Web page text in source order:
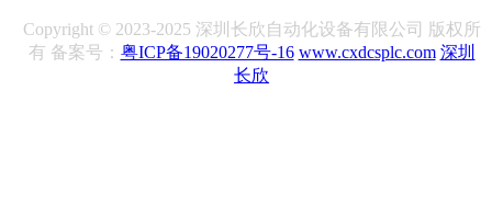
Copyright © 2023-2025 深圳长欣自动化设备有限公司 版权所
有 备案号： 粤ICP备19020277号-16 www.cxdcsplc.com 深圳
长欣